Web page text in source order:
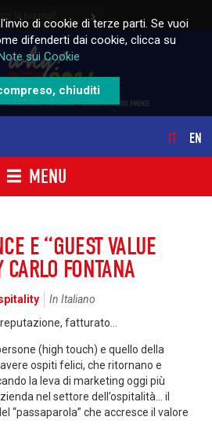
MENU
IT EN
E “GUEST VALUE
FONTANA
In Italiano
fatturato…
(high touch) e quello della
ospiti felici, che ritornano e
la leva di marketing oggi più
nel settore dell’ospitalità… il
“passaparola” che accresce il valore
di cookie di terze parti. Se vuoi
difenderti dai cookie, clicca su
sui Cookie
chiuditi